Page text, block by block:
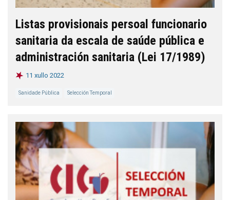
Listas provisionais persoal funcionario
sanitaria da escala de saúde pública e
administración sanitaria (Lei 17/1989)
11 xullo 2022
Sanidade Pública Selección Temporal